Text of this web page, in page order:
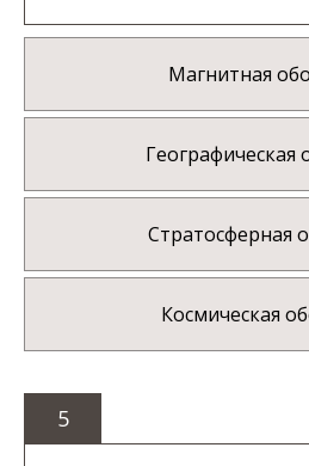
Магнитная
Географическая
Стратосферная
Космическая
5